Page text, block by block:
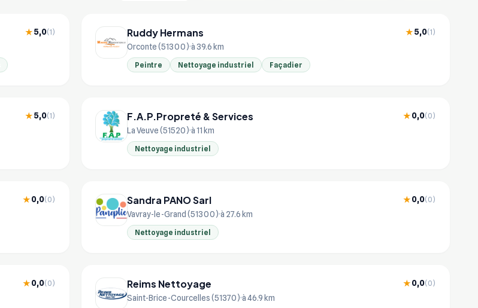
★5,0(1) Ruddy Hermans ★5,0(1)
Orconte (51300) à 39.6 km
Peintre Nettoyage industriel Façadier
★5,0(1) F.A.P.Propreté & Services ★0,0(0)
La Veuve (51520) à 11 km
Nettoyage industriel
★0,0(0) Sandra PANO Sarl ★0,0(0)
Vavray-le-Grand (51300) à 27.6 km
Nettoyage industriel
★0,0(0) Reims Nettoyage ★0,0(0)
Saint-Brice-Courcelles (51370) à 46.9 km